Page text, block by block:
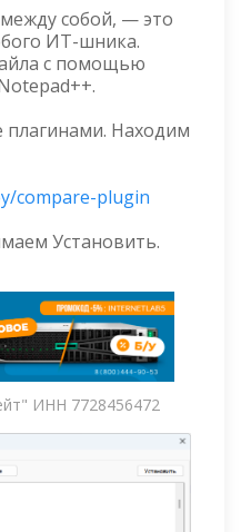
собой, — это
ИТ-шника.
с помощью
Находим
compare-plugin
Установить.
ИНН 7728456472